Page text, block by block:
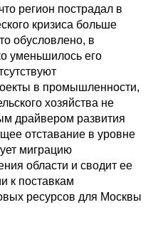
регион пострадал в
кризиса больше
обусловлено, в
уменьшилось его
в промышленности,
хозяйства не
драйвером развития
отставание в уровне
миграцию
области и сводит ее
к поставкам
ресурсов для Москвы